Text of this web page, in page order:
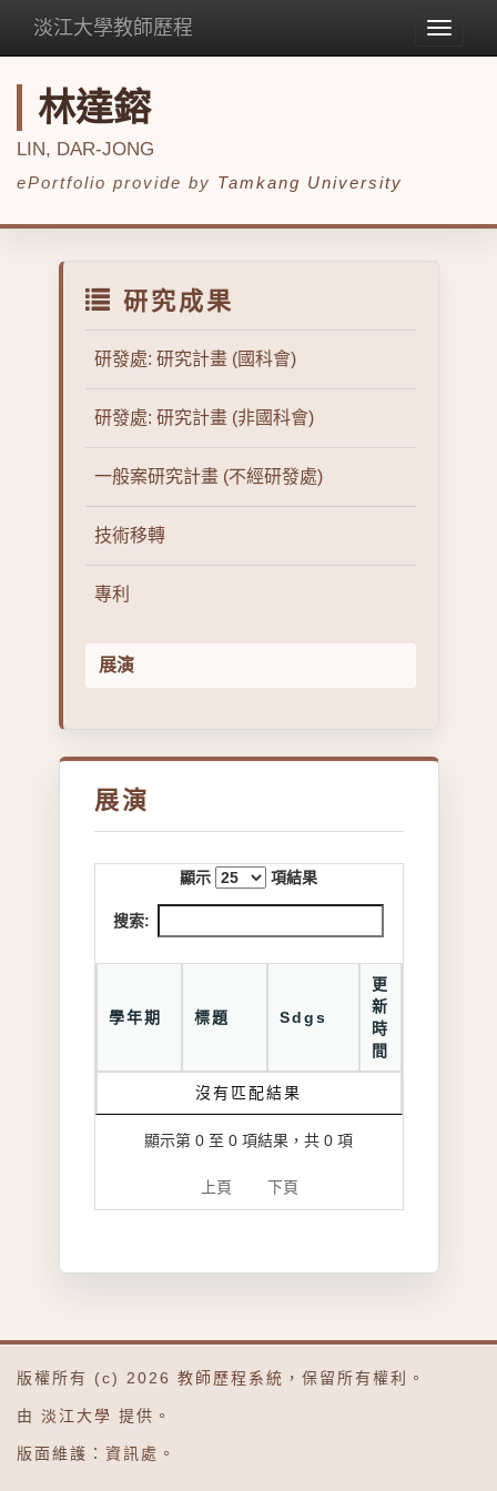
Toggle
淡江大學教師歷程
林達鎔
LIN, DAR-JONG
ePortfolio provide by Tamkang University
研究成果
研發處: 研究計畫 (國科會)
研發處: 研究計畫 (非國科會)
一般案研究計畫 (不經研發處)
技術移轉
專利
展演
展演
顯示 項結果
搜索:
學年期 標題 Sdgs
更
新
時
間
沒有匹配結果
顯示第 0 至 0 項結果，共 0 項
上頁 下頁
版權所有 (c) 2026 教師歷程系統 ，保留所有權利。
由 淡江大學 提供。
版面維護： 資訊處 。